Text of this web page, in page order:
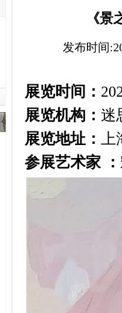
《
发布时间
展览时间：
展览机构： 迷
展览地址： 上
参展艺术家 ：